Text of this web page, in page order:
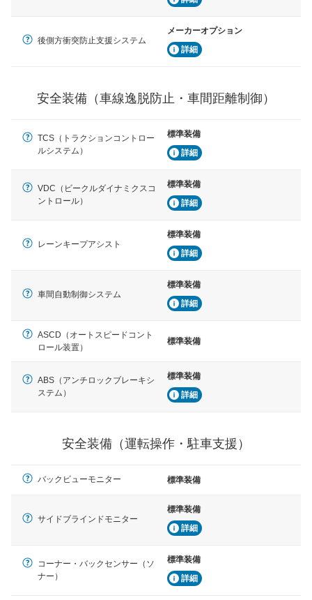
グ・アシストやサイドブラインドモニターなどが装備さ
れています。
るSRSエアバッグシステム、プリテンショナーシートベ
ルトなどが装備されています。
後側方衝突防止支援システム
メーカーオプション
詳細
安全装備（車線逸脱防止・車間距離制御）
TCS（トラクションコントロー
ルシステム）
標準装備
詳細
VDC（ビークルダイナミクスコ
ントロール）
標準装備
詳細
レーンキープアシスト
標準装備
詳細
車間自動制御システム
標準装備
詳細
ASCD（オートスピードコント
ロール装置）
標準装備
ABS（アンチロックブレーキシ
ステム）
標準装備
詳細
安全装備（運転操作・駐車支援）
バックビューモニター 標準装備
サイドブラインドモニター
標準装備
詳細
コーナー・バックセンサー（ソ
ナー）
標準装備
詳細